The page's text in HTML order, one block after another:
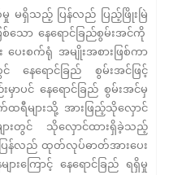
ည့် ပြန်လည် ပြည့်ဖြိုးမြဲ
ြစ်သော နေရောင်ခြည်စွမ်းအင်ကို
ေးစက်ရုံ အမျိုးအစားဖြစ်ကာ
နေရောင်ခြည် စွမ်းအင်ဖြင့်
ာပင် နေရောင်ခြည် စွမ်းအင်မှ
ရီများသို့ အားဖြည့်သိုလှောင်
ားတွင် သိုလှောင်ထားရှိခဲ့သည့်
ြန်လည် ထုတ်လုပ်ဓာတ်အားပေး
းကြောင့် နေရောင်ခြည် ရရှိမှု